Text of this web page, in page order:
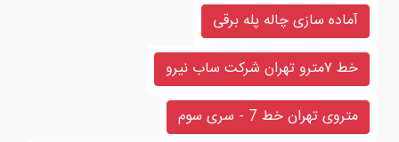
آماده سازی چاله پله برقی
خط ۷مترو تهران شرکت ساب نیرو
متروی تهران خط 7 - سری سوم